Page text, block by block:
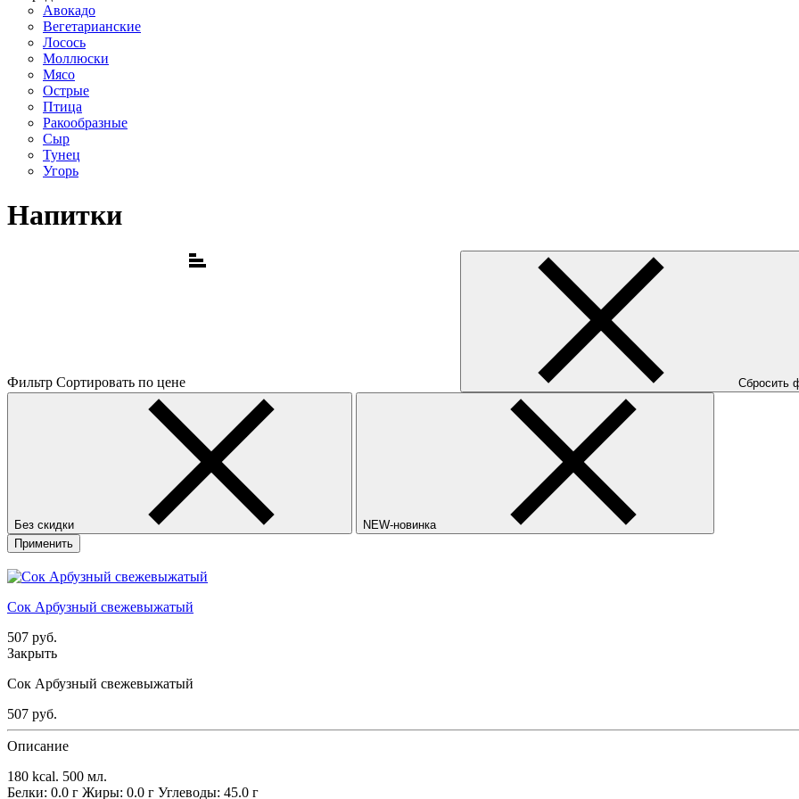
Авокадо
Вегетарианские
Лосось
Моллюски
Мясо
Острые
Птица
Ракообразные
Сыр
Тунец
Угорь
Напитки
Фильтр Сортировать по цене Сбросить
Без скидки
NEW-новинка
Применить
Сок Арбузный свежевыжатый
507 руб.
Закрыть
Сок Арбузный свежевыжатый
507 руб.
Описание
180 kcal. 500 мл.
Белки: 0.0 г Жиры: 0.0 г Углеводы: 45.0 г